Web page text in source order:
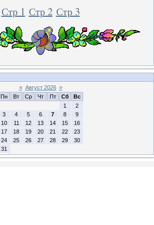
Стр 1 Стр 2 Стр 3
« Август 2026 »
Пн
Вт Ср Чт Пт Сб
Вс
1
2
3
4 5 6 7 8
9
10
11 12 13 14 15
16
17
18 19 20 21 22
23
24
25 26 27 28 29
30
31